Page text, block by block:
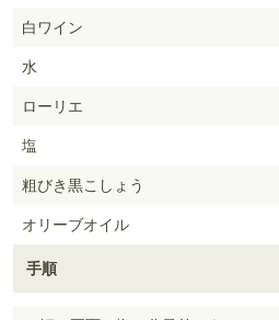
白ワイン
水
ローリエ
塩
粗びき黒こしょう
オリーブオイル
手順